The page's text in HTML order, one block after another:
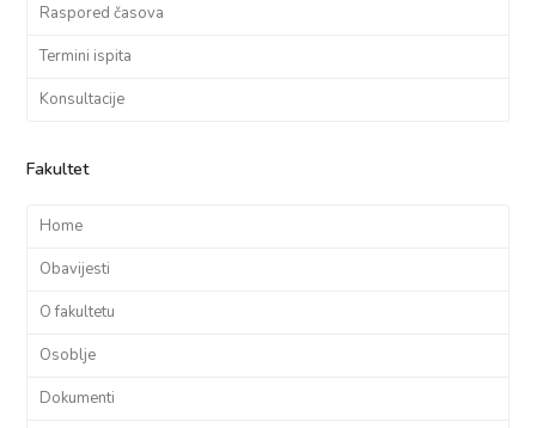
Raspored časova
Termini ispita
Konsultacije
Fakultet
Home
Obavijesti
O fakultetu
Osoblje
Dokumenti